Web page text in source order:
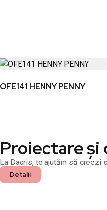
OFE141 HENNY PENNY
Proiectare și
La Dacris, te ajutăm să creezi
Detalii